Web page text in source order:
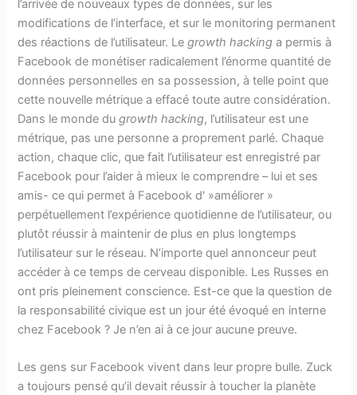
l’arrivée de nouveaux types de données, sur les
modifications de l’interface, et sur le monitoring permanent
des réactions de l’utilisateur. Legrowth hackinga permis à
Facebook de monétiser radicalement l’énorme quantité de
données personnelles en sa possession, à telle point que
cette nouvelle métrique a effacé toute autre considération.
Dans le monde dugrowth hacking, l’utilisateur est une
métrique, pas une personne a proprement parlé. Chaque
action, chaque clic, que fait l’utilisateur est enregistré par
Facebook pour l’aider à mieux le comprendre – lui et ses
amis- ce qui permet à Facebook d' »améliorer »
perpétuellement l’expérience quotidienne de l’utilisateur, ou
plutôt réussir à maintenir de plus en plus longtemps
l’utilisateur sur le réseau. N’importe quel annonceur peut
accéder à ce temps de cerveau disponible. Les Russes en
ont pris pleinement conscience. Est-ce que la question de
la responsabilité civique est un jour été évoqué en interne
chez Facebook ? Je n’en ai à ce jour aucune preuve.
Les gens sur Facebook vivent dans leur propre bulle. Zuck
a toujours pensé qu’il devait réussir à toucher la planète